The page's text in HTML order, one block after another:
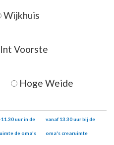
Wijkhuis
Int Voorste
Hoge Weide
11.30 uur in de
de oma's
vanaf 13.30 uur bij de
oma's crearuimte